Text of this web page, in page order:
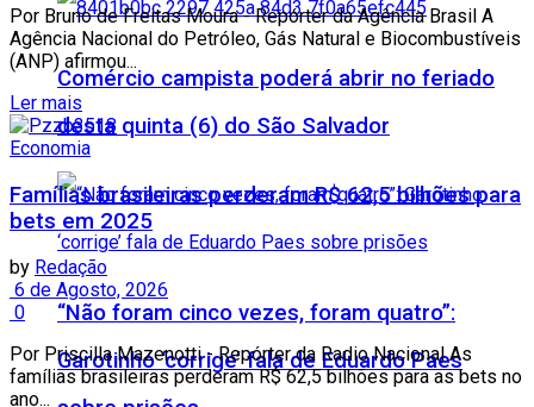
Comércio campista poderá abrir no feriado
desta quinta (6) do São Salvador
“Não foram cinco vezes, foram quatro”:
Garotinho ‘corrige’ fala de Eduardo Paes
Por Bruno de Freitas Moura - Repórter da Agência Brasil A
Agência Nacional do Petróleo, Gás Natural e Biocombustíveis
(ANP) afirmou...
Ler mais
Economia
Famílias brasileiras perderam R$ 62,5 bilhões para
bets em 2025
by Redação
6 de Agosto, 2026
0
Por Priscilla Mazenotti - Repórter da Radio Nacional As
famílias brasileiras perderam R$ 62,5 bilhões para as bets no
ano...